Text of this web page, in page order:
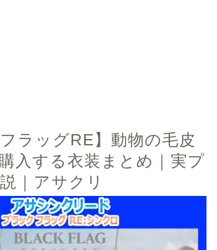
ラッグRE】動物の毛皮
入する衣装まとめ｜実プ
｜アサクリ